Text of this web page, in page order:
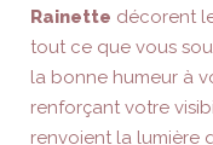
Rainette décorent
tout ce que vous
la bonne humeur à
renforçant votre
renvoient la lumière